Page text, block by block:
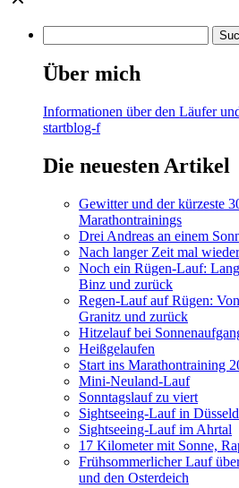
Über mich
Informationen über den Läufer
startblog-f
Die neuesten Artikel
Gewitter und der kürzeste
Marathontrainings
Drei Andreas an einem
Nach langer Zeit mal
Noch ein Rügen-Lauf:
Binz und zurück
Regen-Lauf auf Rügen:
Granitz und zurück
Hitzelauf bei
Heißgelaufen
Start ins Marathontraining
Mini-Neuland-Lauf
Sonntagslauf zu viert
Sightseeing-Lauf in
Sightseeing-Lauf im Ahrtal
17 Kilometer mit Sonne,
Frühsommerlicher Lauf
und den Osterdeich